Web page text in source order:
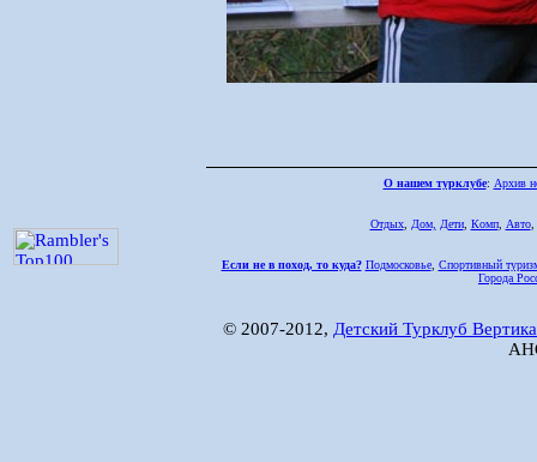
О нашем турклубе: Архив
Отдых, Дом, Дети, Комп, Авто,
Если не в поход, то куда? Подмосковье, Спортивный
Города
© 2007-2012, Детский Турклуб